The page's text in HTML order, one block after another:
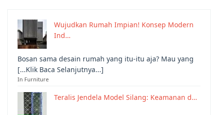
Wujudkan Rumah Impian! Konsep Modern
Ind…
Bosan sama desain rumah yang itu-itu aja? Mau yang
[...Klik Baca Selanjutnya...]
In Furniture
Teralis Jendela Model Silang: Keamanan d…